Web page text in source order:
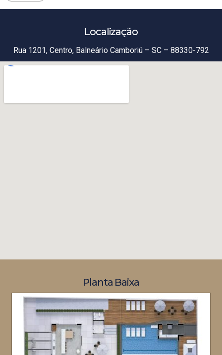
Localização
Rua 1201, Centro, Balneário Camboriú – SC – 88330-792
Planta Baixa